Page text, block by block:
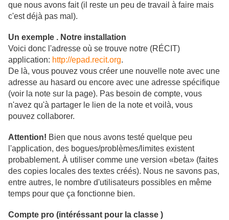
que nous avons fait (il reste un peu de travail à faire mais
c'est déjà pas mal).
Un exemple . Notre installation
Voici donc l'adresse où se trouve notre (RÉCIT)
application: http://epad.recit.org.
De là, vous pouvez vous créer une nouvelle note avec une
adresse au hasard ou encore avec une adresse spécifique
(voir la note sur la page). Pas besoin de compte, vous
n'avez qu'à partager le lien de la note et voilà, vous
pouvez collaborer.
Attention! Bien que nous avons testé quelque peu
l'application, des bogues/problèmes/limites existent
probablement. À utiliser comme une version «beta» (faites
des copies locales des textes créés). Nous ne savons pas,
entre autres, le nombre d'utilisateurs possibles en même
temps pour que ça fonctionne bien.
Compte pro (intéréssant pour la classe )